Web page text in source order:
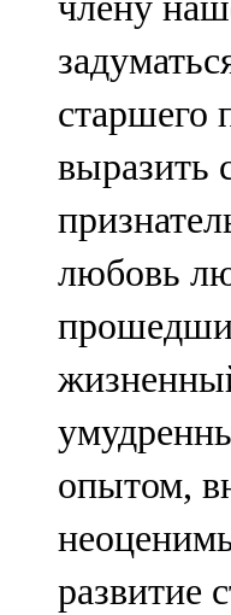
старшего
выразить
любовь
опытом,
развитие